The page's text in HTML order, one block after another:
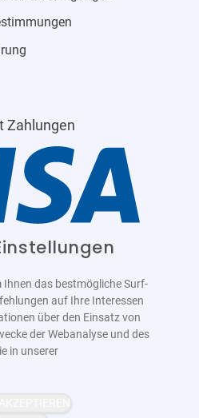
Zahlungen
AA
Ihnen das bestmögliche Surf-
auf Ihre Interessen
über den Einsatz von
der Webanalyse und des
in unserer